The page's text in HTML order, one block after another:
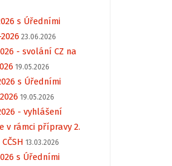
s Úředními
23.06.2026
- svolání CZ na
19.05.2026
s Úředními
19.05.2026
- vyhlášení
v rámci přípravy 2.
13.03.2026
s Úředními